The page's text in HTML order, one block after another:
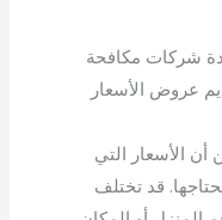
شركات مكافحة
عروض الأسعار
الأسعار التي
قد تختلف